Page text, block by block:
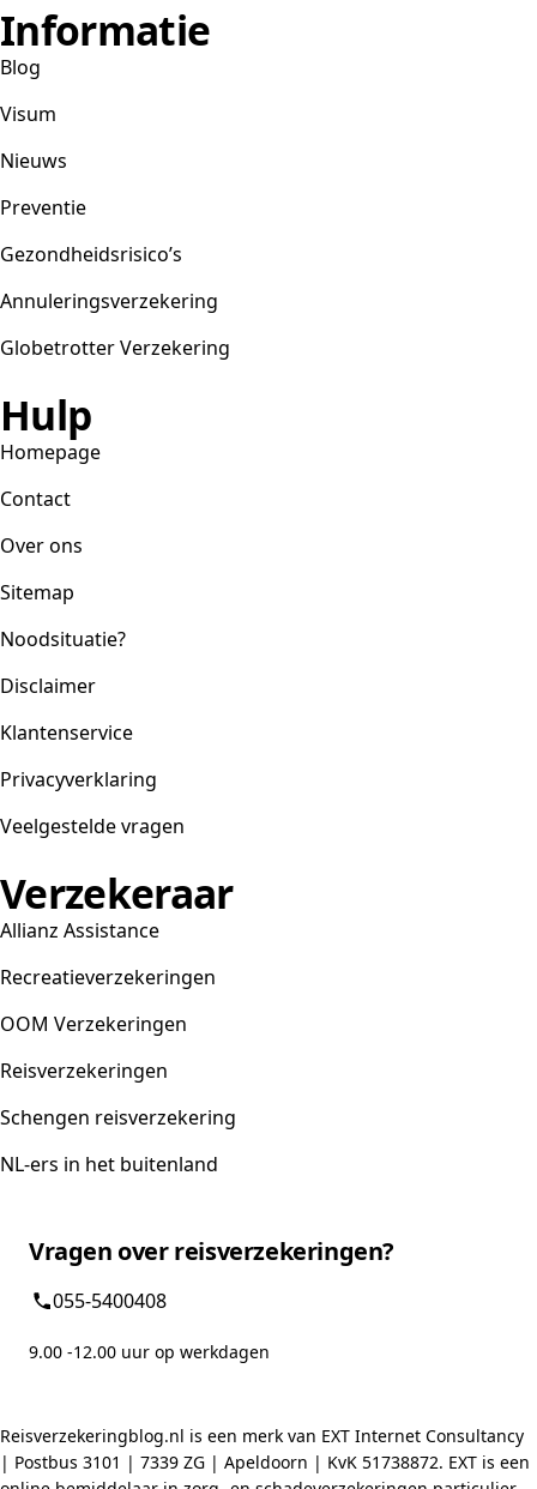
Informatie
Blog
Visum
Nieuws
Preventie
Gezondheidsrisico’s
Annuleringsverzekering
Globetrotter Verzekering
Hulp
Homepage
Contact
Over ons
Sitemap
Noodsituatie?
Disclaimer
Klantenservice
Privacyverklaring
Veelgestelde vragen
Verzekeraar
Allianz Assistance
Recreatieverzekeringen
OOM Verzekeringen
Reisverzekeringen
Schengen reisverzekering
NL-ers in het buitenland
Vragen over reisverzekeringen?
055-5400408
9.00 -12.00 uur op werkdagen
Reisverzekeringblog.nl is een merk van EXT Internet Consultancy
| Postbus 3101 | 7339 ZG | Apeldoorn | KvK 51738872. EXT is een